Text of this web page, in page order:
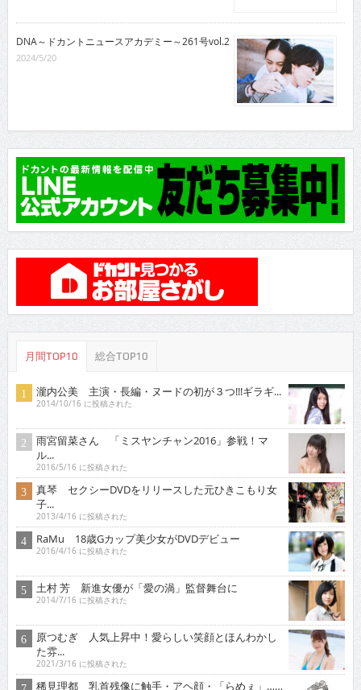
DNA～ドカントニュースアカデミー～261号vol.2
2024/5/20
月間TOP10 総合TOP10
瀧内公美 主演・長編・ヌードの初が３つ!!!ギラギ...
2014/10/16 に投稿された
雨宮留菜さん 「ミスヤンチャン2016」参戦！マ
ル...
2016/5/16 に投稿された
真琴 セクシーDVDをリリースした元ひきこもり女
子...
2013/4/16 に投稿された
RaMu 18歳Gカップ美少女がDVDデビュー
2016/4/16 に投稿された
土村 芳 新進女優が「愛の渦」監督舞台に
2014/7/16 に投稿された
原つむぎ 人気上昇中！愛らしい笑顔とほんわかし
た雰...
2021/3/16 に投稿された
稀見理都 乳首残像に触手・アヘ顔・「らめぇ」……